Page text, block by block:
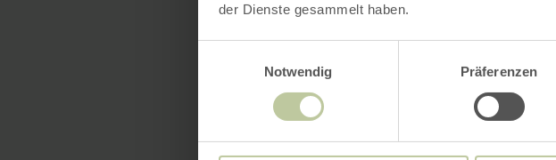
der Dienste gesammelt haben.
Notwendig
Präferenzen